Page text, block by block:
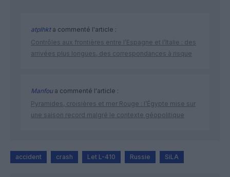
atplhkta commenté l'article :
Contrôles aux frontières entre l’Espagne et l’Italie : des
arrivées plus longues, des correspondances à risque
Manfoua commenté l'article :
Pyramides, croisières et mer Rouge : l’Égypte mise sur
une saison record malgré le contexte géopolitique
accident crash Let L-410 Russie SiLA